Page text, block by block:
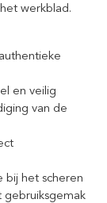
werkblad.
en veilig
van de
bij het scheren